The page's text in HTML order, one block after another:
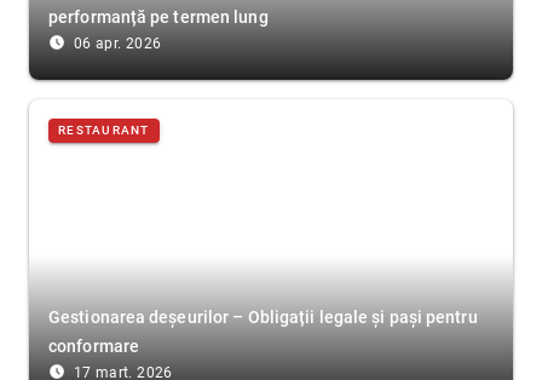
performanță pe termen lung
access_time_filled 06 apr. 2026
RESTAURANT
Gestionarea deșeurilor – Obligații legale și pași pentru
conformare
access_time_filled 17 mart. 2026